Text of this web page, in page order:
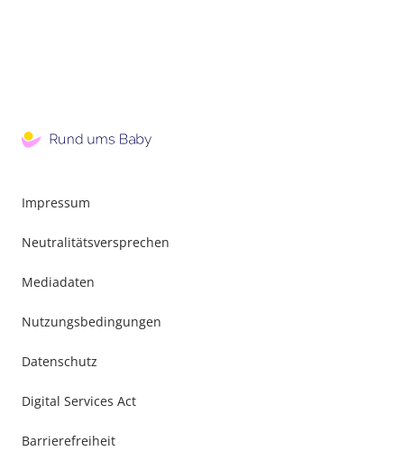
Impressum
Neutralitätsversprechen
Mediadaten
Nutzungsbedingungen
Datenschutz
Digital Services Act
Barrierefreiheit